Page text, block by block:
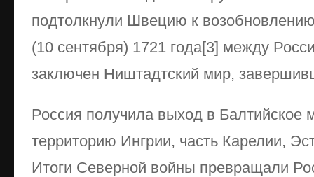
подтолкнули Швецию к возобновлению
(10 сентября) 1721 года[3] между
заключен Ништадтский мир,
Россия получила выход в Балтийское
территорию Ингрии, часть Карелии,
Итоги Северной войны превращали